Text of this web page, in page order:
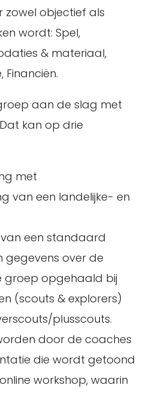
objectief als
wordt: Spel,
& materiaal,
Financiën.
aan de slag met
kan op drie
met
van een landelijke- en
een standaard
gegevens over de
groep opgehaald bij
(scouts & explorers)
plusscouts.
door de coaches
die wordt getoond
workshop, waarin